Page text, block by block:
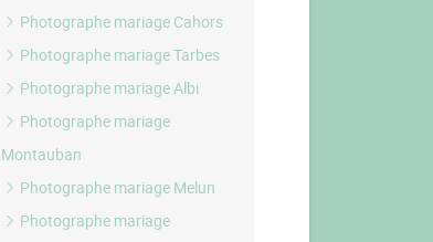
Photographe mariage Cahors
Photographe mariage Tarbes
Photographe mariage Albi
Photographe mariage
Montauban
Photographe mariage Melun
Photographe mariage